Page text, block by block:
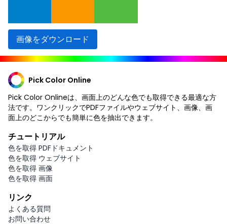
画像をダウンロード
Pick Color Online
Pick Color Onlineは、画面上のどんな色でも取得できる最適な方
法です。ワンクリックでPDFファイルやウェブサイト、画像、画
面上のどこからでも簡単に色を抽出できます。
チュートリアル
色を取得 PDFドキュメント
色を取得 ウェブサイト
色を取得 画像
色を取得 画面
リンク
よくある質問
お問い合わせ